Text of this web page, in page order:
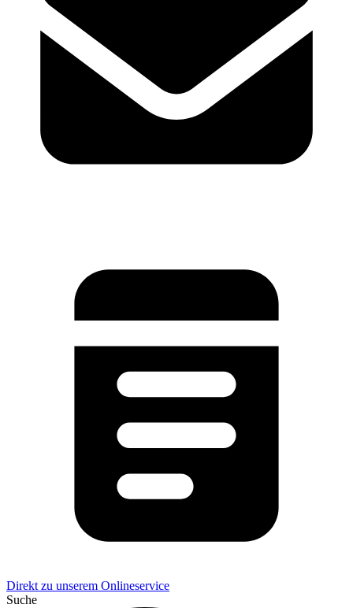
Direkt zu unserem Onlineservice
Suche